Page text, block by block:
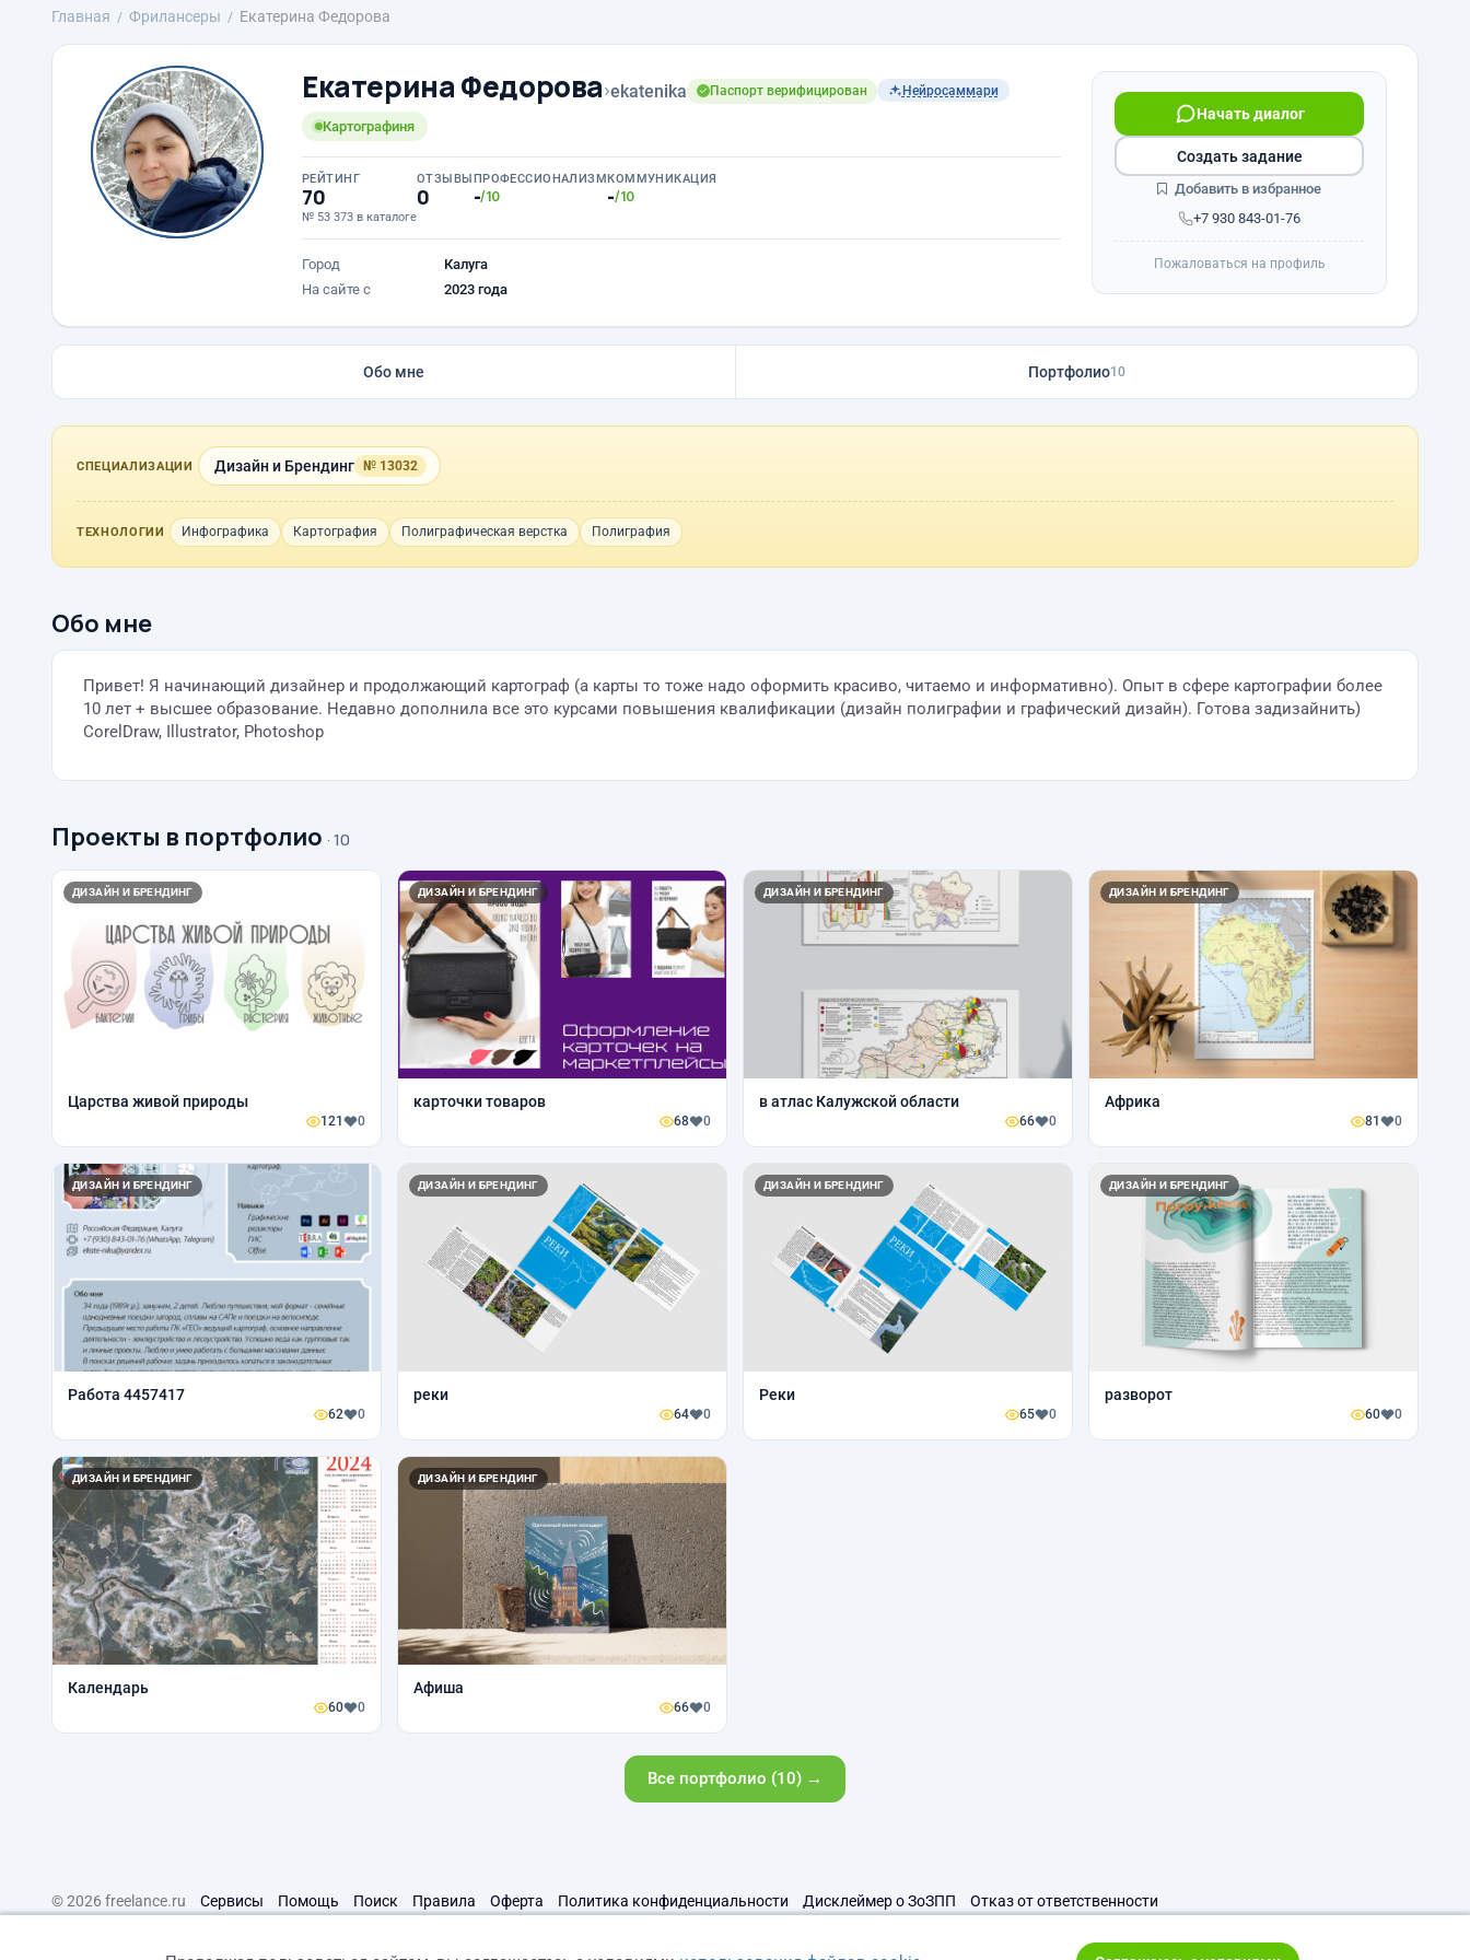
Главная Фрилансеры Екатерина Федорова
Екатерина Федорова›ekatenika Паспорт верифицирован Нейросаммари
Картографиня
РЕЙТИНГ
70
№ 53 373 в каталоге
ОТЗЫВЫ
0
ПРОФЕССИОНАЛИЗМ
-/10
КОММУНИКАЦИЯ
-/10
Город
Калуга
На сайте с
2023 года
+7 930 843-01-76
Начать диалог
Создать задание
Добавить в избранное
Пожаловаться на профиль
Обо мне Портфолио10
СПЕЦИАЛИЗАЦИИ Дизайн и Брендинг № 13032
ТЕХНОЛОГИИ Инфографика Картография Полиграфическая верстка Полиграфия
Обо мне
Привет! Я начинающий дизайнер и продолжающий картограф (а карты то тоже надо оформить красиво, читаемо и информативно). Опыт в сфере картографии более
10 лет + высшее образование. Недавно дополнила все это курсами повышения квалификации (дизайн полиграфии и графический дизайн). Готова задизайнить)
CorelDraw, Illustrator, Photoshop
Проекты в портфолио · 10
ДИЗАЙН И БРЕНДИНГ
Царства живой природы
121 0
ДИЗАЙН И БРЕНДИНГ
карточки товаров
68 0
ДИЗАЙН И БРЕНДИНГ
в атлас Калужской области
66 0
ДИЗАЙН И БРЕНДИНГ
Африка
81 0
ДИЗАЙН И БРЕНДИНГ
Работа 4457417
62 0
ДИЗАЙН И БРЕНДИНГ
реки
64 0
ДИЗАЙН И БРЕНДИНГ
Реки
65 0
ДИЗАЙН И БРЕНДИНГ
разворот
60 0
ДИЗАЙН И БРЕНДИНГ
Календарь
60 0
ДИЗАЙН И БРЕНДИНГ
Афиша
66 0
Все портфолио (10) →
© 2026 freelance.ru Сервисы Помощь Поиск Правила Оферта Политика конфиденциальности Дисклеймер о ЗоЗПП Отказ от ответственности